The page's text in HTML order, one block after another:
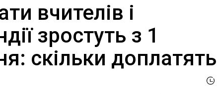
вчителів і
зростуть з 1
скільки доплатять